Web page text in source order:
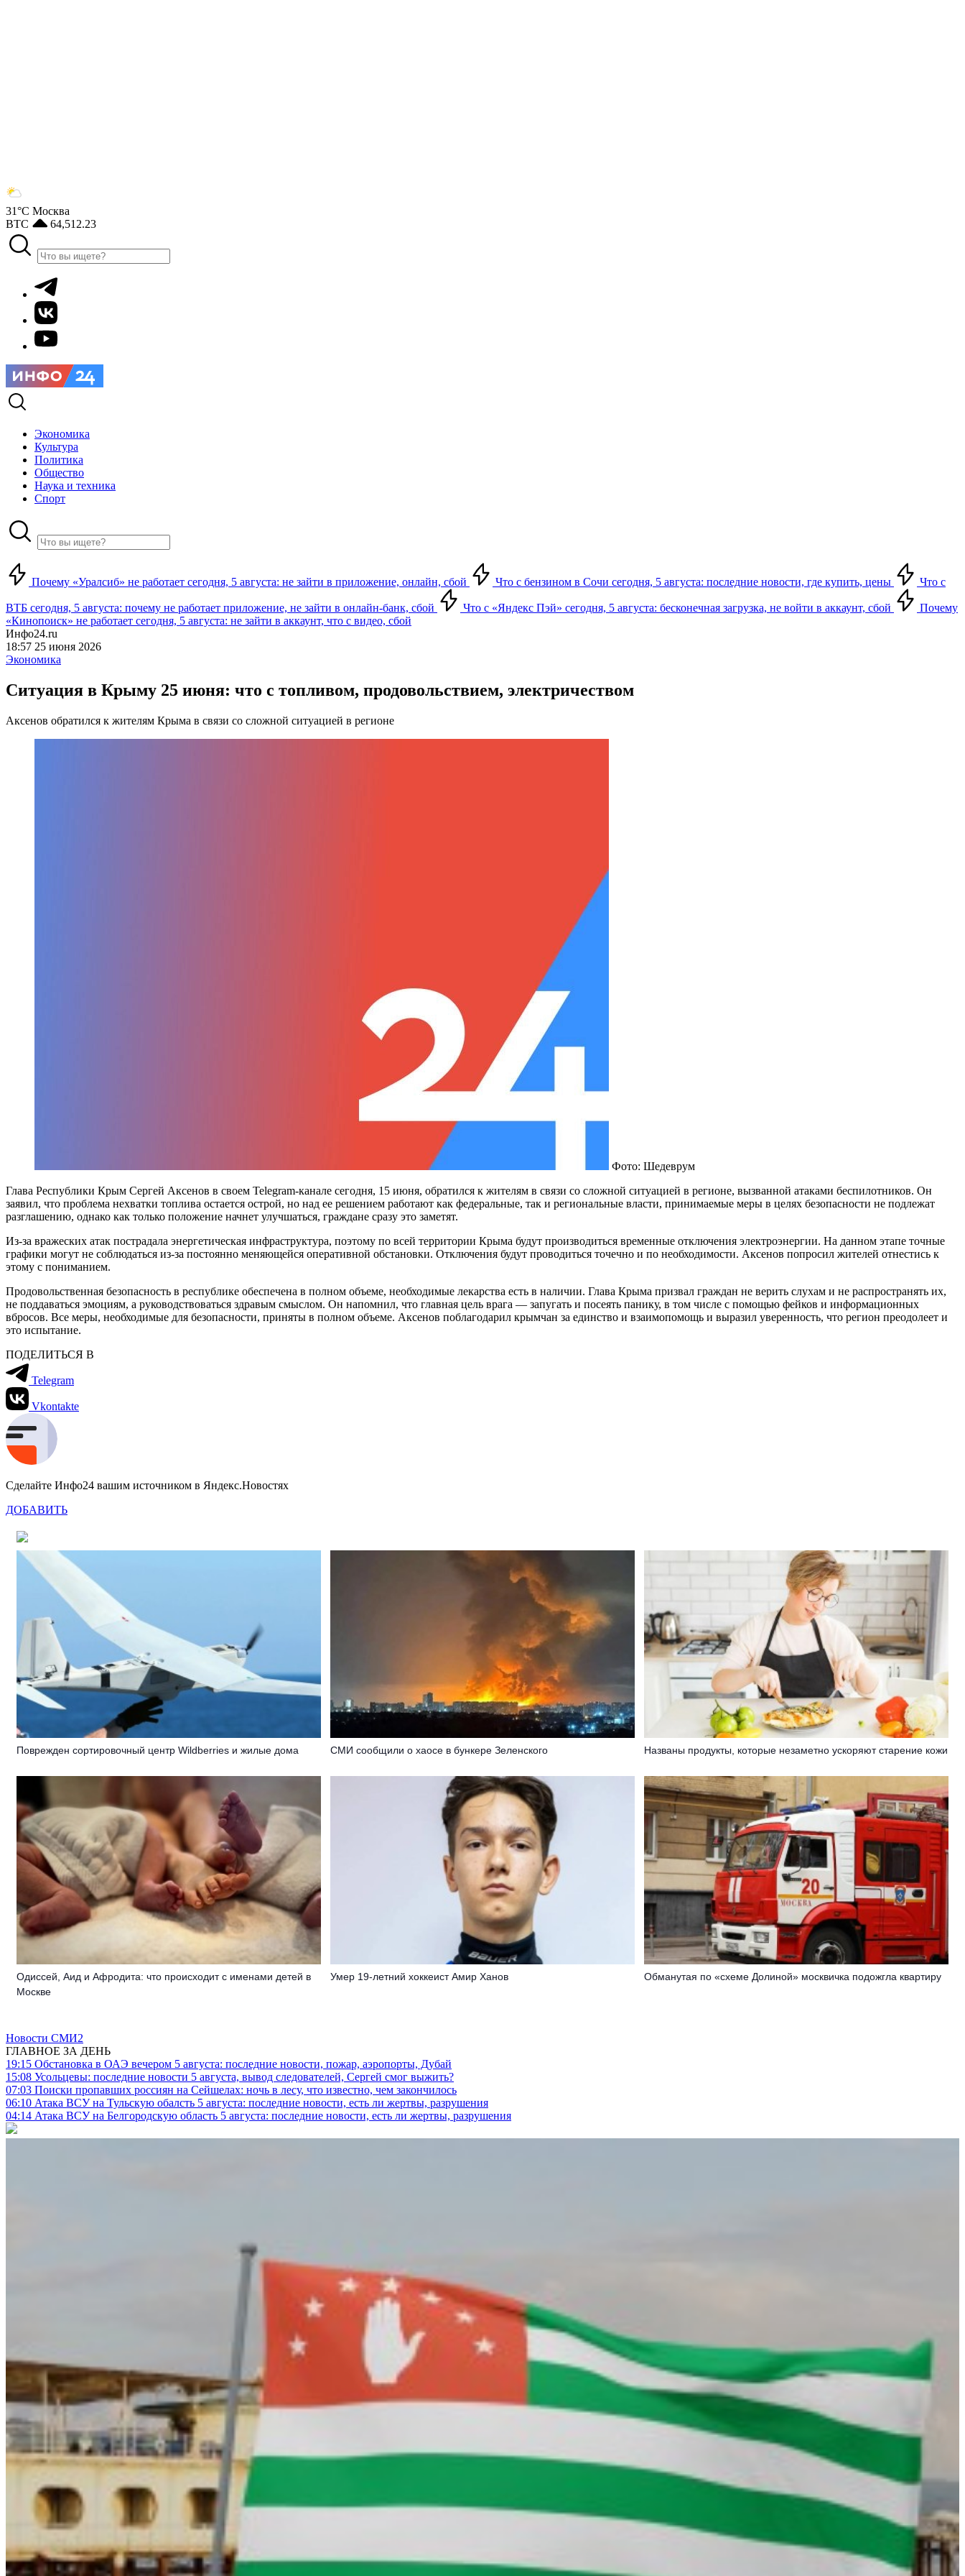
31°С Москва
BTC
64,512.23
Экономика
Культура
Политика
Общество
Наука и техника
Спорт
Почему «Уралсиб» не работает сегодня, 5 августа: не зайти в приложение, онлайн, сбой Что с бензином в Сочи сегодня, 5 августа: последние новости, где купить, цены Что с
ВТБ сегодня, 5 августа: почему не работает приложение, не зайти в онлайн-банк, сбой Что с «Яндекс Пэй» сегодня, 5 августа: бесконечная загрузка, не войти в аккаунт, сбой
Почему
«Кинопоиск» не работает сегодня, 5 августа: не зайти в аккаунт, что с видео, сбой
Инфо24.ru
18:57 25 июня 2026
Экономика
Ситуация в Крыму 25 июня: что с топливом, продовольствием, электричеством
Аксенов обратился к жителям Крыма в связи со сложной ситуацией в регионе
Фото: Шедеврум
Глава Республики Крым Сергей Аксенов в своем Telegram-канале сегодня, 15 июня, обратился к жителям в связи со сложной ситуацией в регионе, вызванной атаками беспилотников. Он
заявил, что проблема нехватки топлива остается острой, но над ее решением работают как федеральные, так и региональные власти, принимаемые меры в целях безопасности не подлежат
разглашению, однако как только положение начнет улучшаться, граждане сразу это заметят.
Из-за вражеских атак пострадала энергетическая инфраструктура, поэтому по всей территории Крыма будут производиться временные отключения электроэнергии. На данном этапе точные
графики могут не соблюдаться из-за постоянно меняющейся оперативной обстановки. Отключения будут проводиться точечно и по необходимости. Аксенов попросил жителей отнестись к
этому с пониманием.
Продовольственная безопасность в республике обеспечена в полном объеме, необходимые лекарства есть в наличии. Глава Крыма призвал граждан не верить слухам и не распространять их,
не поддаваться эмоциям, а руководствоваться здравым смыслом. Он напомнил, что главная цель врага — запугать и посеять панику, в том числе с помощью фейков и информационных
вбросов. Все меры, необходимые для безопасности, приняты в полном объеме. Аксенов поблагодарил крымчан за единство и взаимопомощь и выразил уверенность, что регион преодолеет и
это испытание.
ПОДЕЛИТЬСЯ В
Telegram
Vkontakte
Сделайте Инфо24 вашим источником в Яндекс.Новостях
ДОБАВИТЬ
Поврежден сортировочный центр Wildberries и жилые дома СМИ сообщили о хаосе в бункере Зеленского Названы продукты, которые незаметно ускоряют старение кожи
Одиссей, Аид и Афродита: что происходит с именами детей в
Москве
Умер 19-летний хоккеист Амир Ханов Обманутая по «схеме Долиной» москвичка подожгла квартиру
Новости СМИ2
ГЛАВНОЕ ЗА ДЕНЬ
19:15 Обстановка в ОАЭ вечером 5 августа: последние новости, пожар, аэропорты, Дубай
15:08 Усольцевы: последние новости 5 августа, вывод следователей, Сергей смог выжить?
07:03 Поиски пропавших россиян на Сейшелах: ночь в лесу, что известно, чем закончилось
06:10 Атака ВСУ на Тульскую обалсть 5 августа: последние новости, есть ли жертвы, разрушения
04:14 Атака ВСУ на Белгородскую область 5 августа: последние новости, есть ли жертвы, разрушения